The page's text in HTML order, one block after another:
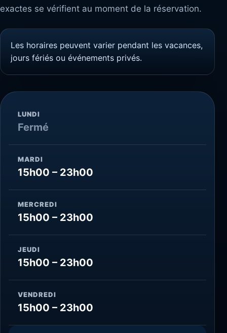
exactes se vérifient au moment de la réservation.
Les horaires peuvent varier pendant les vacances,
jours fériés ou événements privés.
LUNDI
Fermé
MARDI
15h00 – 23h00
MERCREDI
15h00 – 23h00
JEUDI
15h00 – 23h00
VENDREDI
15h00 – 23h00